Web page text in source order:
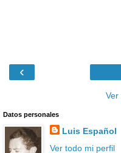
‹
Ver
Datos personales
Luis Español
Ver todo mi perfil